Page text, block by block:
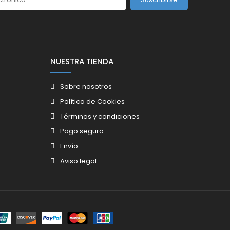
NUESTRA TIENDA
Sobre nosotros
Política de Cookies
Términos y condiciones
Pago seguro
Envío
Aviso legal